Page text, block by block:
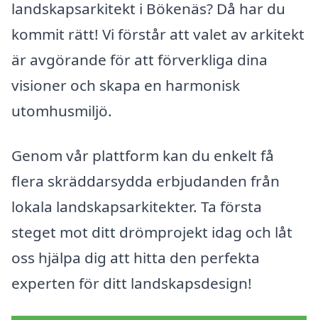
landskapsarkitekt i Bökenäs? Då har du
kommit rätt! Vi förstår att valet av arkitekt
är avgörande för att förverkliga dina
visioner och skapa en harmonisk
utomhusmiljö.
Genom vår plattform kan du enkelt få
flera skräddarsydda erbjudanden från
lokala landskapsarkitekter. Ta första
steget mot ditt drömprojekt idag och låt
oss hjälpa dig att hitta den perfekta
experten för ditt landskapsdesign!